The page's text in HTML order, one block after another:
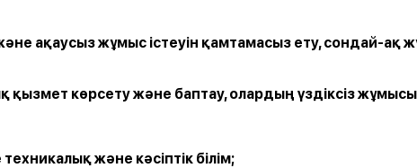
ақаусызжұмыс істеуін қамтамасыз ету,сондай-ақ
қызмет көрсетужәне баптау,олардың үздіксіз
техникалықжәне кәсіптік білім;